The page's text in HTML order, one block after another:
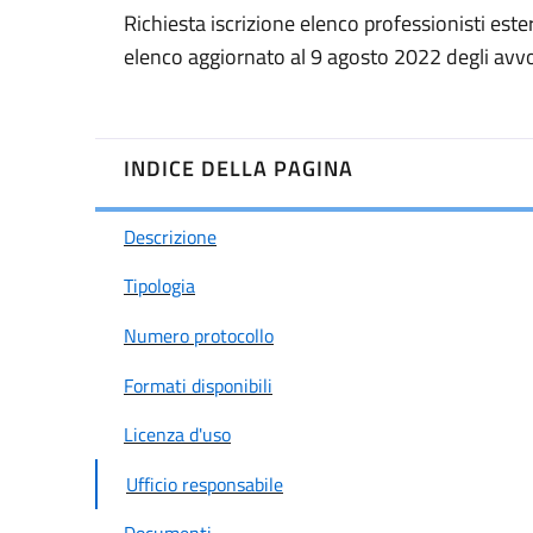
Richiesta iscrizione elenco professionisti
elenco aggiornato al 9 agosto 2022 degli
INDICE DELLA PAGINA
Descrizione
Tipologia
Numero protocollo
Formati disponibili
Licenza d'uso
Ufficio responsabile